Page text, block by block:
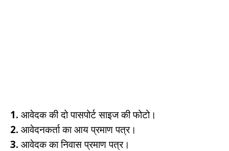
1. आवेदक की दो पासपोर्ट साइज की फोटो।
2. आवेदनकर्ता का आय प्रमाण पत्र।
3. आवेदक का निवास प्रमाण पत्र।